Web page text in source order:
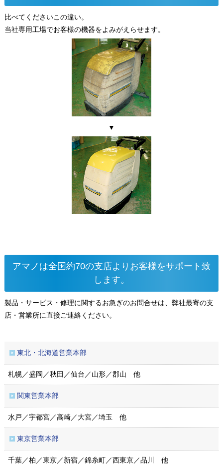
比べてくださいこの違い。
当社専用工場でお客様の機器をよみがえらせます。
▼
アマノは全国約70の支店よりお客様をサポート致
します。
製品・サービス・修理に関するお急ぎのお問合せは、弊社最寄の支
店・営業所に直接ご連絡ください。
東北・北海道営業本部
札幌／盛岡／秋田／仙台／山形／郡山 他
関東営業本部
水戸／宇都宮／高崎／大宮／埼玉 他
東京営業本部
千葉／柏／東京／新宿／錦糸町／西東京／品川 他